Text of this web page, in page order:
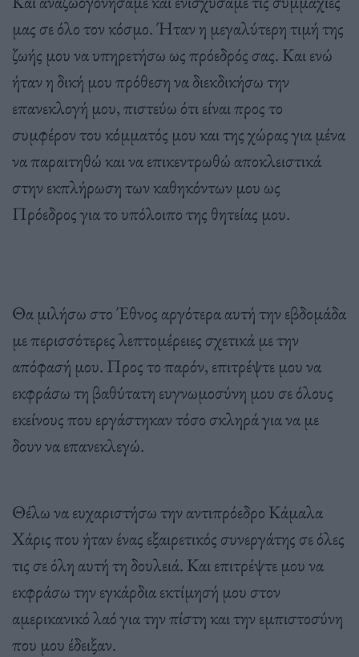
μας σε όλο τον κόσμο. Ήταν η μεγαλύτερη τιμή της
ζωής μου να υπηρετήσω ως πρόεδρός σας. Και ενώ
ήταν η δική μου πρόθεση να διεκδικήσω την
επανεκλογή μου, πιστεύω ότι είναι προς το
συμφέρον του κόμματός μου και της χώρας για μένα
να παραιτηθώ και να επικεντρωθώ αποκλειστικά
στην εκπλήρωση των καθηκόντων μου ως
Πρόεδρος για το υπόλοιπο της θητείας μου.
Θα μιλήσω στο Έθνος αργότερα αυτή την εβδομάδα
με περισσότερες λεπτομέρειες σχετικά με την
απόφασή μου. Προς το παρόν, επιτρέψτε μου να
εκφράσω τη βαθύτατη ευγνωμοσύνη μου σε όλους
εκείνους που εργάστηκαν τόσο σκληρά για να με
δουν να επανεκλεγώ.
Θέλω να ευχαριστήσω την αντιπρόεδρο Κάμαλα
Χάρις που ήταν ένας εξαιρετικός συνεργάτης σε όλες
τις σε όλη αυτή τη δουλειά. Και επιτρέψτε μου να
εκφράσω την εγκάρδια εκτίμησή μου στον
αμερικανικό λαό για την πίστη και την εμπιστοσύνη
που μου έδειξαν.